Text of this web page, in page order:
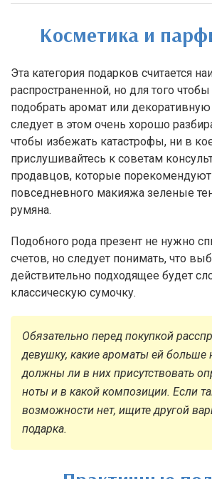
Косметика и
Эта категория подарков считается
распространенной, но для того
подобрать аромат или
следует в этом очень хорошо
чтобы избежать катастрофы, ни в
прислушивайтесь к советам
продавцов, которые
повседневного макияжа зеленые
румяна.
Подобного рода презент не нужно
счетов, но следует понимать, что
действительно подходящее будет
классическую сумочку.
Обязательно перед покупкой
девушку, какие ароматы ей больше
должны ли в них присутствовать
ноты и в какой композиции. Если
возможности нет, ищите другой
подарка.